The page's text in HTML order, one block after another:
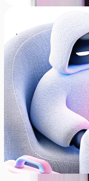
Узнай все
нужно
сохранить
Собрали список
находить соц.
удалиться с них,
модели.